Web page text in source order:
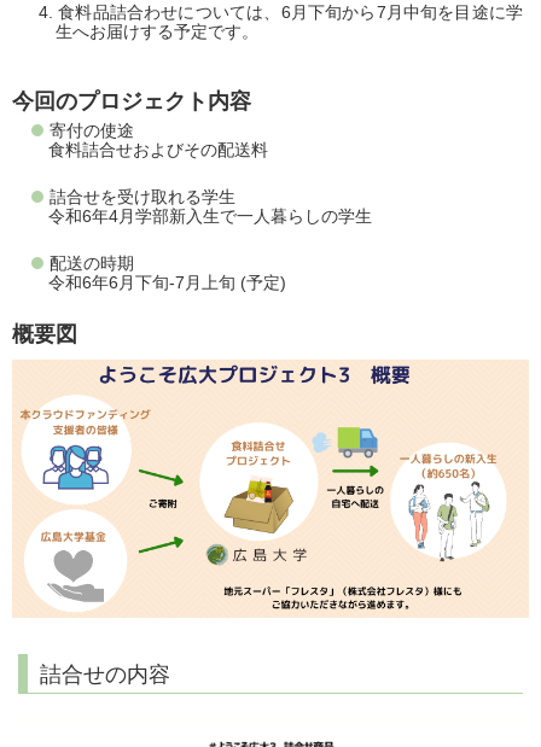
食料品詰合わせについては、6月下旬から7月中旬を目途に学
生へお届けする予定です。
今回のプロジェクト内容
寄付の使途
食料詰合せおよびその配送料
詰合せを受け取れる学生
令和6年4月学部新入生で一人暮らしの学生
配送の時期
令和6年6月下旬-7月上旬 (予定)
概要図
詰合せの内容